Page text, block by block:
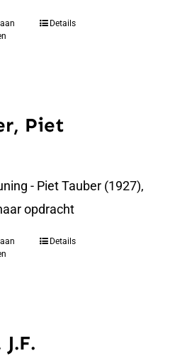
Details
Piet
- Piet Tauber (1927),
opdracht
Details